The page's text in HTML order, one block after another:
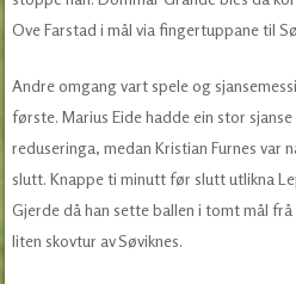
Ove Farstad i mål via fingertuppane til
Andre omgang vart spele og
første. Marius Eide hadde ein stor
reduseringa, medan Kristian Furnes
slutt. Knappe ti minutt før slutt utlikna
Gjerde då han sette ballen i tomt mål
liten skovtur av Søviknes.